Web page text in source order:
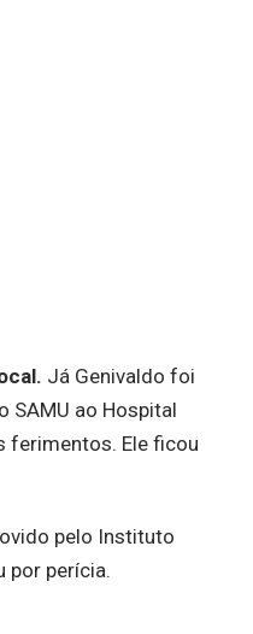
Já Genivaldo foi
SAMU ao Hospital
ferimentos. Ele ficou
pelo Instituto
por perícia.